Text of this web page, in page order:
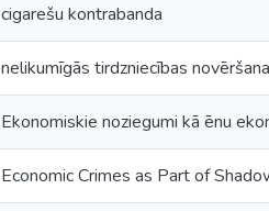
cigarešu kontrabanda
nelikumīgās tirdzniecības novēršana
Ekonomiskie noziegumi kā ēnu
Economic Crimes as Part of